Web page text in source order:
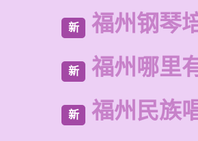
新 福州钢琴
新 福州哪里
新 福州民族